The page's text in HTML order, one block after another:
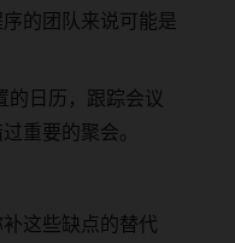
的团队来说可能是
的日历，跟踪会议
重要的聚会。
这些缺点的替代